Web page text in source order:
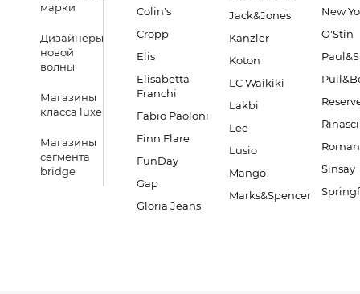
марки
Дизайнеры
новой
волны
Магазины
класса luxe
Магазины
сегмента
bridge
Colin's
Cropp
Elis
Elisabetta
Franchi
Fabio Paoloni
Finn Flare
FunDay
Gap
Gloria Jeans
Jack&Jones
Kanzler
Koton
LC Waikiki
Lakbi
Lee
Lusio
Mango
Marks&Spencer
New
O'Stin
Sinsay